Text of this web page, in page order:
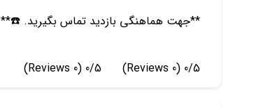
**جهت هماهنگی بازدید تماس بگیرید. ☎️**
0/5
(0 Reviews)
0/5
(0 Reviews)